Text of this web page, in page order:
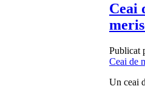
Ceai
Publicat
Ceai de
Un ceai